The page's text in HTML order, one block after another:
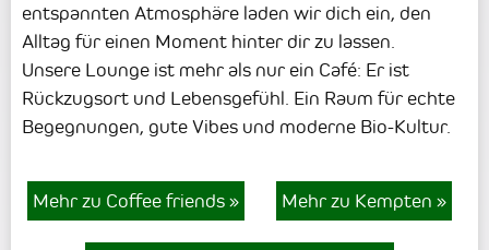
entspannten Atmosphäre laden wir dich ein, den
Alltag für einen Moment hinter dir zu lassen.
Unsere Lounge ist mehr als nur ein Café: Er ist
Rückzugsort und Lebensgefühl. Ein Raum für echte
Begegnungen, gute Vibes und moderne Bio-Kultur.
Mehr zu Coffee friends » Mehr zu Kempten »